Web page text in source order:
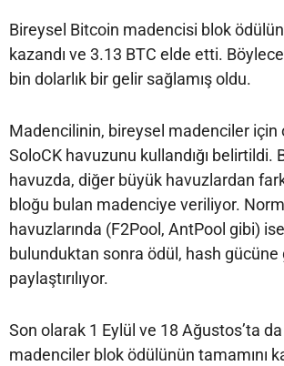
Bireysel Bitcoin madencisi blok
kazandı ve 3.13 BTC elde etti.
bin dolarlık bir gelir sağlamış oldu.
Madencilinin, bireysel madenciler için
SoloCK havuzunu kullandığı belirtildi.
havuzda, diğer büyük havuzlardan
bloğu bulan madenciye veriliyor.
havuzlarında (F2Pool, AntPool gibi)
bulunduktan sonra ödül, hash gücüne
paylaştırılıyor.
Son olarak 1 Eylül ve 18 Ağustos’ta
madenciler blok ödülünün tamamını